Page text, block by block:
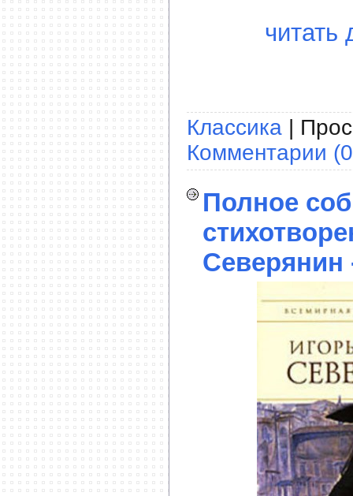
читать
Классика |
Комментарии
Полное
Северянин